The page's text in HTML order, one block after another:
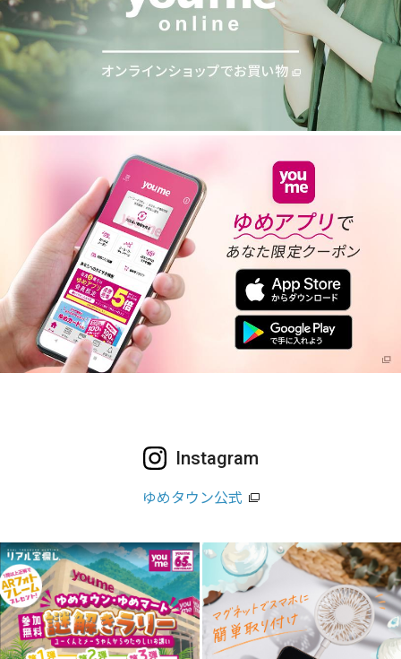
Instagram
ゆめタウン公式